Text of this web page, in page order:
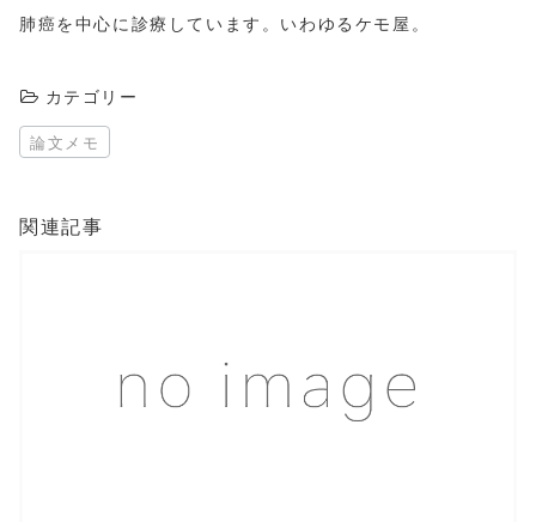
肺癌を中心に診療しています。いわゆるケモ屋。
カテゴリー
論文メモ
関連記事
この記事を読む